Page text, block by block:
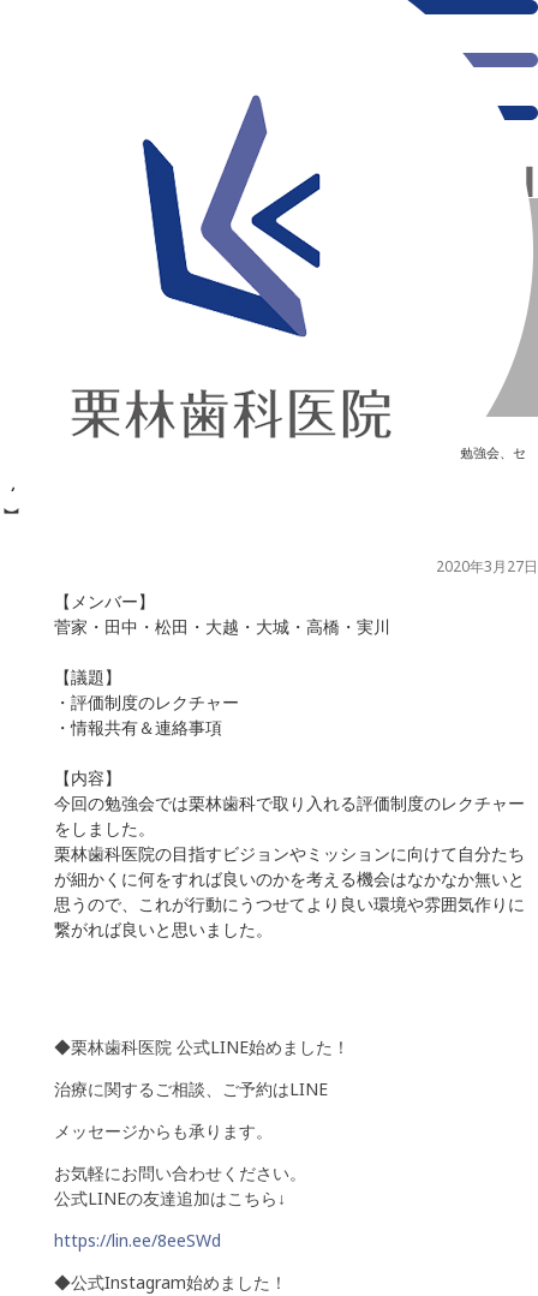
勉強会、セ
2020年3月27日
【メンバー】
菅家・田中・松田・大越・大城・高橋・実川
【議題】
・評価制度のレクチャー
・情報共有＆連絡事項
【内容】
今回の勉強会では栗林歯科で取り入れる評価制度のレクチャー
をしました。
栗林歯科医院の目指すビジョンやミッションに向けて自分たち
が細かくに何をすれば良いのかを考える機会はなかなか無いと
思うので、これが行動にうつせてより良い環境や雰囲気作りに
繋がれば良いと思いました。
◆栗林歯科医院 公式LINE始めました！
治療に関するご相談、ご予約はLINE
メッセージからも承ります。
お気軽にお問い合わせください。
公式LINEの友達追加はこちら↓
https://lin.ee/8eeSWd
◆公式Instagram始めました！